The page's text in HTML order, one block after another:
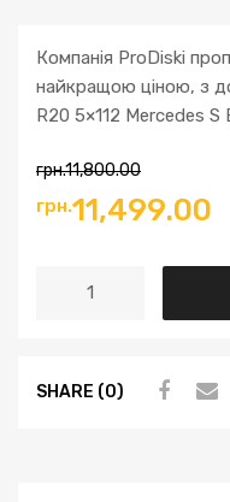
Компанія ProDiski
найкращою ціною, з
R20 5×112 Mercedes S
грн.11,800.00
грн.11,499.00
SHARE (0)